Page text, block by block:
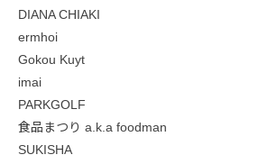
DIANA CHIAKI
ermhoi
Gokou Kuyt
imai
PARKGOLF
食品まつり a.k.a foodman
SUKISHA